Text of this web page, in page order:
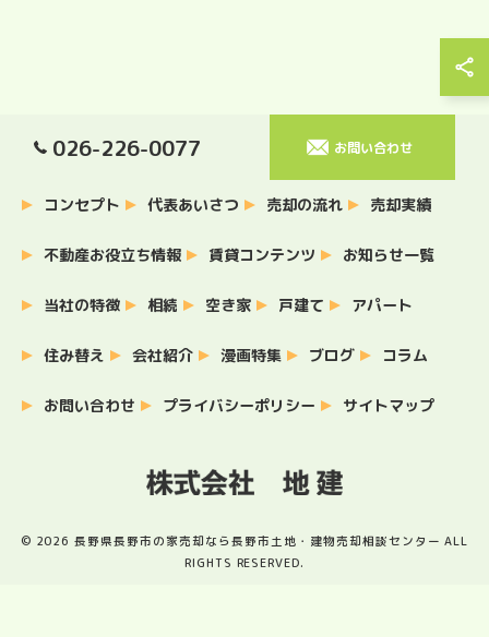
026-226-0077 お問い合わせ
コンセプト 代表あいさつ 売却の流れ 売却実績
不動産お役立ち情報 賃貸コンテンツ お知らせ一覧
当社の特徴 相続 空き家 戸建て アパート
住み替え 会社紹介 漫画特集 ブログ コラム
お問い合わせ プライバシーポリシー サイトマップ
© 2026 長野県長野市の家売却なら長野市土地・建物売却相談センター ALL
RIGHTS RESERVED.